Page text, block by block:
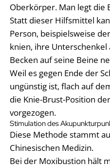
Oberkörper. Man legt die
Statt dieser Hilfsmittel
Person, beispielsweise
knien, ihre
Becken auf seine Beine
Weil es gegen Ende der
ungünstig ist, flach auf
die Knie-Brust-Position
vorgezogen.
Stimulation des
Diese Methode stammt
Chinesischen Medizin.
Bei der Moxibustion hält